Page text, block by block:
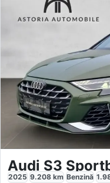
Audi S3
2025 9.208 km Benzină